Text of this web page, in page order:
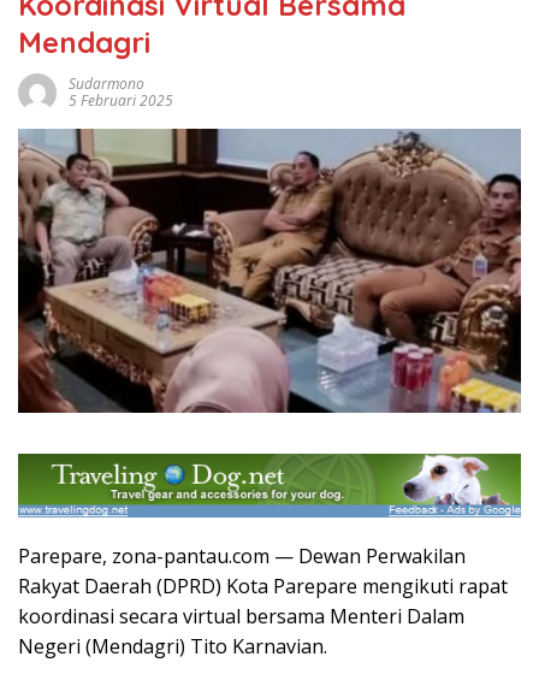
Mendagri
Sudarmono
5 Februari 2025
Parepare, zona-pantau.com — Dewan Perwakilan
Rakyat Daerah (DPRD) Kota Parepare mengikuti rapat
koordinasi secara virtual bersama Menteri Dalam
Negeri (Mendagri) Tito Karnavian.